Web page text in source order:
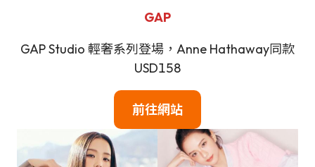
GAP
GAP Studio 輕奢系列登場，Anne Hathaway同款
USD158
前往網站